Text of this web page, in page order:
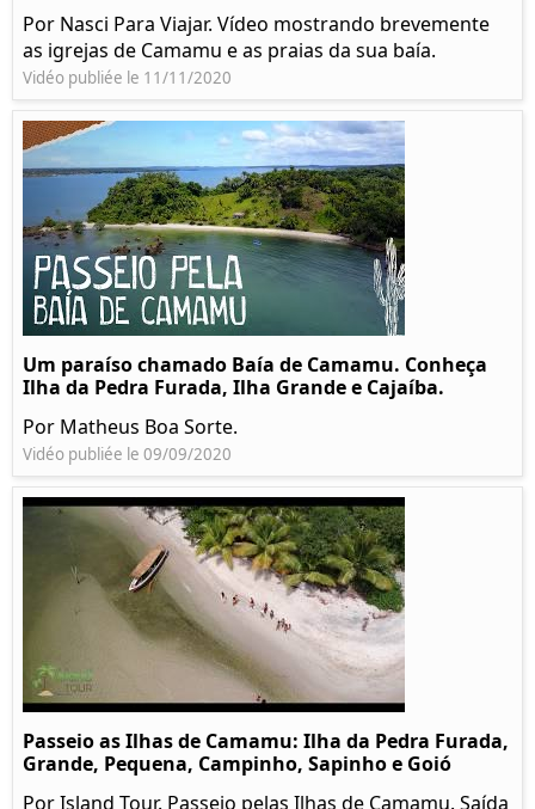
Por Nasci Para Viajar. Vídeo mostrando brevemente
as igrejas de Camamu e as praias da sua baía.
Vidéo publiée le 11/11/2020
Um paraíso chamado Baía de Camamu. Conheça
Ilha da Pedra Furada, Ilha Grande e Cajaíba.
Por Matheus Boa Sorte.
Vidéo publiée le 09/09/2020
Passeio as Ilhas de Camamu: Ilha da Pedra Furada,
Grande, Pequena, Campinho, Sapinho e Goió
Por Island Tour. Passeio pelas Ilhas de Camamu. Saída